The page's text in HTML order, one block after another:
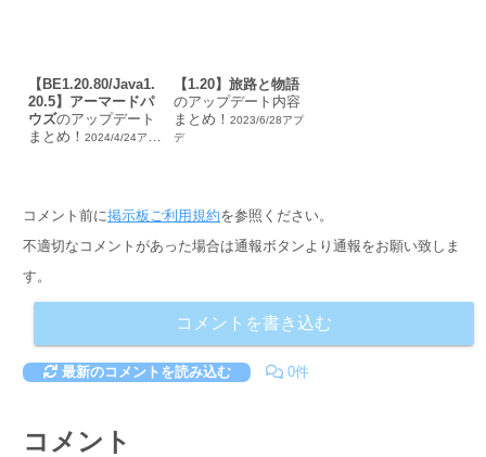
【BE1.20.80/Java1.
20.5】アーマードパ
ウズのアップデート
まとめ！ 2024/4/24アプ
【1.20】旅路と物語
のアップデート内容
まとめ！ 2023/6/28アプ
デ
コメント前に掲示板ご利用規約を参照ください。
不適切なコメントがあった場合は通報ボタンより通報をお願い致しま
す。
コメントを書き込む
最新のコメントを読み込む 0件
コメント